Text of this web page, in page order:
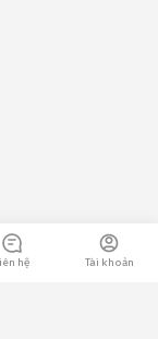
hệ Tài khoản